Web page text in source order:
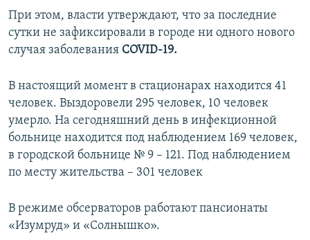
При этом, власти утверждают, что за последние
сутки не зафиксировали в городе ни одного нового
случая заболевания COVID-19.
В настоящий момент в стационарах находится 41
человек. Выздоровели 295 человек, 10 человек
умерло. На сегодняшний день в инфекционной
больнице находится под наблюдением 169 человек,
в городской больнице № 9 – 121. Под наблюдением
по месту жительства – 301 человек
В режиме обсерваторов работают пансионаты
«Изумруд» и «Солнышко».